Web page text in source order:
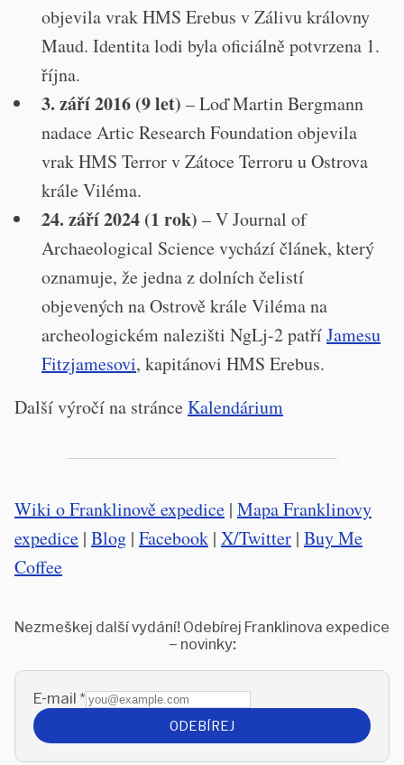
objevila vrak HMS Erebus v Zálivu královny
Maud. Identita lodi byla oficiálně potvrzena 1.
října.
3. září 2016 (9 let) – Loď Martin Bergmann
nadace Artic Research Foundation objevila
vrak HMS Terror v Zátoce Terroru u Ostrova
krále Viléma.
24. září 2024 (1 rok) – V Journal of
Archaeological Science vychází článek, který
oznamuje, že jedna z dolních čelistí
objevených na Ostrově krále Viléma na
archeologickém nalezišti NgLj-2 patříJamesu
Fitzjamesovi, kapitánovi HMS Erebus.
Další výročí na stránceKalendárium
Wiki o Franklinově expedice | Mapa Franklinovy
expedice | Blog | Facebook | X/Twitter | Buy Me
Coffee
Nezmeškej další vydání! Odebírej Franklinova expedice
– novinky:
E-mail *
ODEBÍREJ